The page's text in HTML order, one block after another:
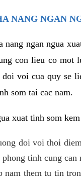
NANG NGAN
ngan ngua
con lieu co mot
voi cua quy se
som tai cac nam.
xuat tinh som
doi voi thoi
tinh cung
them tu tin